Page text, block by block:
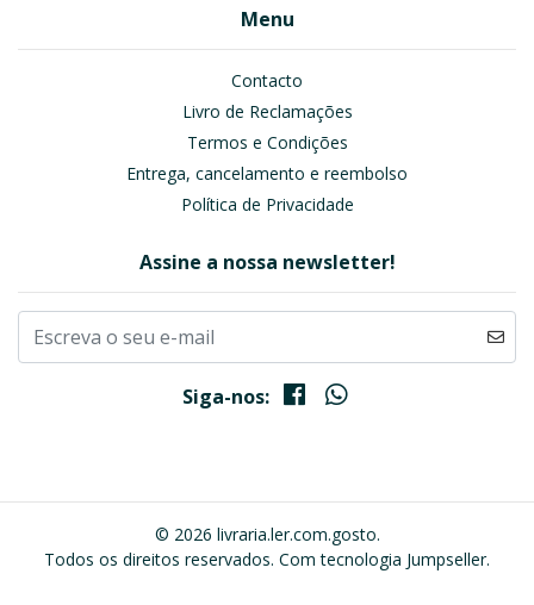
Menu
Contacto
Livro de Reclamações
Termos e Condições
Entrega, cancelamento e reembolso
Política de Privacidade
Assine a nossa newsletter!
Siga-nos:
© 2026 livraria.ler.com.gosto.
Todos os direitos reservados. Com tecnologia Jumpseller.